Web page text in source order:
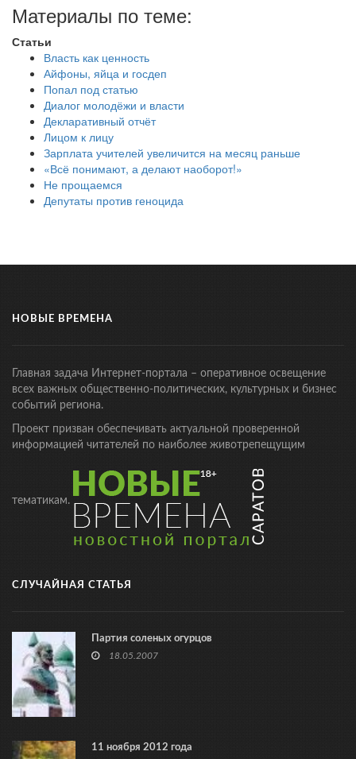
Материалы по теме:
Статьи
Власть как ценность
Айфоны, яйца и госдеп
Попал под статью
Диалог молодёжи и власти
Декларативный отчёт
Лицом к лицу
Зарплата учителей увеличится на месяц раньше
«Всё понимают, а делают наоборот!»
Не прощаемся
Депутаты против геноцида
НОВЫЕ ВРЕМЕНА
Главная задача Интернет-портала – оперативное освещение
всех важных общественно-политических, культурных и бизнес
событий региона.
Проект призван обеспечивать актуальной проверенной
информацией читателей по наиболее животрепещущим
тематикам.
СЛУЧАЙНАЯ СТАТЬЯ
Партия соленых огурцов
18.05.2007
11 ноября 2012 года